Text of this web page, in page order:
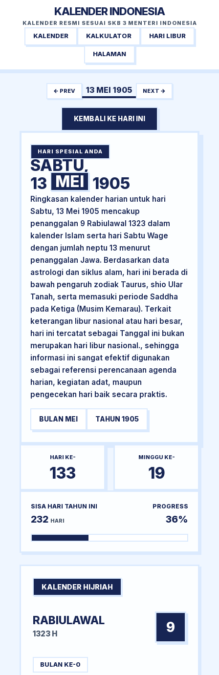
KALENDER INDONESIA
KALENDER RESMI SESUAI SKB 3 MENTERI INDONESIA
KALENDER KALKULATOR HARI LIBUR
HALAMAN
← PREV 13 MEI 1905 NEXT →
KEMBALI KE HARI INI
HARI SPESIAL ANDA
SABTU,
13 MEI 1905
Ringkasan kalender harian untuk hari
Sabtu, 13 Mei 1905 mencakup
penanggalan 9 Rabiulawal 1323 dalam
kalender Islam serta hari Sabtu Wage
dengan jumlah neptu 13 menurut
penanggalan Jawa. Berdasarkan data
astrologi dan siklus alam, hari ini berada di
bawah pengaruh zodiak Taurus, shio Ular
Tanah, serta memasuki periode Saddha
pada Ketiga (Musim Kemarau). Terkait
keterangan libur nasional atau hari besar,
hari ini tercatat sebagai Tanggal ini bukan
merupakan hari libur nasional., sehingga
informasi ini sangat efektif digunakan
sebagai referensi perencanaan agenda
harian, kegiatan adat, maupun
pengecekan hari baik secara praktis.
BULAN MEI TAHUN 1905
HARI KE-
133
MINGGU KE-
19
SISA HARI TAHUN INI
232 HARI
PROGRESS
36%
KALENDER HIJRIAH
RABIULAWAL
1323 H 9
BULAN KE-0